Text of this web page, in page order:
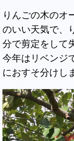
りんごの木のオ
のいい天気で、
分で剪定をして
今年はリベンジ
におすそ分けし